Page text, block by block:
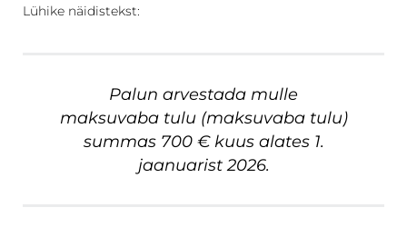
Lühike näidistekst:
Palun arvestada mulle
maksuvaba tulu (maksuvaba tulu)
summas 700 € kuus alates 1.
jaanuarist 2026.